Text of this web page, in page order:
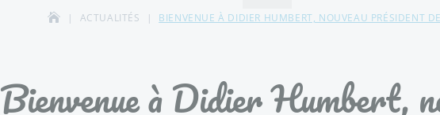
ACTUALITÉS BIENVENUE À DIDIER HUMBERT, NOUVEAU PRÉSIDENT DE
Bienvenue à Didier Humbert,